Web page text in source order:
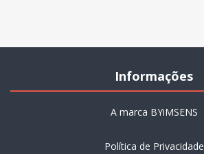
Informações
A marca BYiMSENS
Política de Privacidade